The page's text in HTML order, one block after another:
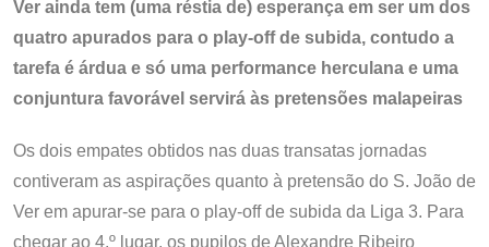
Ver ainda tem (uma réstia de) esperança em ser um dos
quatro apurados para o play-off de subida, contudo a
tarefa é árdua e só uma performance herculana e uma
conjuntura favorável servirá às pretensões malapeiras
Os dois empates obtidos nas duas transatas jornadas
contiveram as aspirações quanto à pretensão do S. João de
Ver em apurar-se para o play-off de subida da Liga 3. Para
chegar ao 4.º lugar, os pupilos de Alexandre Ribeiro